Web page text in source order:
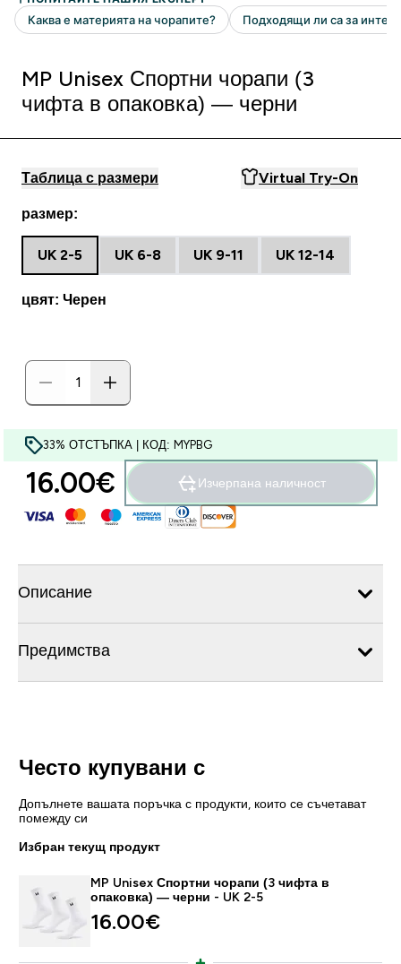
MP Unisex Спортни чорапи (3
чифта в опаковка) — черни
Таблица с размери Virtual Try-On
размер:
UK 2-5 UK 6-8 UK 9-11 UK 12-14
цвят: Черен
33% ОТСТЪПКА | КОД: MYPBG
16.00€‎ Изчерпана наличност
Описание
Предимства
Често купувани с
Допълнете вашата поръчка с продукти, които се съчетават
помежду си
Избран текущ продукт
MP Unisex Спортни чорапи (3 чифта в
опаковка) — черни - UK 2-5
16.00€‎